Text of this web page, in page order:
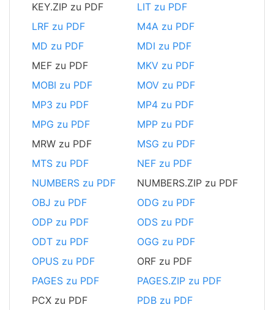
KEY.ZIP zu PDF
LIT zu PDF
LRF zu PDF
M4A zu PDF
MD zu PDF
MDI zu PDF
MEF zu PDF
MKV zu PDF
MOBI zu PDF
MOV zu PDF
MP3 zu PDF
MP4 zu PDF
MPG zu PDF
MPP zu PDF
MRW zu PDF
MSG zu PDF
MTS zu PDF
NEF zu PDF
NUMBERS zu PDF
NUMBERS.ZIP zu PDF
OBJ zu PDF
ODG zu PDF
ODP zu PDF
ODS zu PDF
ODT zu PDF
OGG zu PDF
OPUS zu PDF
ORF zu PDF
PAGES zu PDF
PAGES.ZIP zu PDF
PCX zu PDF
PDB zu PDF